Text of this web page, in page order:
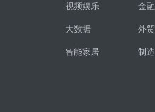
视频娱乐 金
大数据 外
智能家居 制